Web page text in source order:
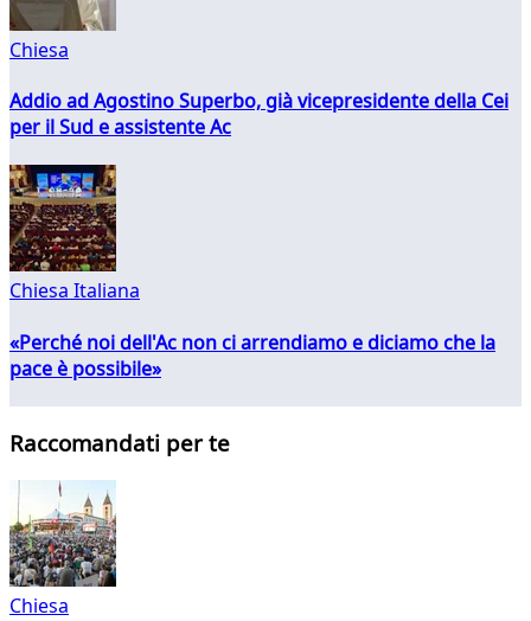
Chiesa
Addio ad Agostino Superbo, già vicepresidente della Cei
per il Sud e assistente Ac
Chiesa Italiana
«Perché noi dell'Ac non ci arrendiamo e diciamo che la
pace è possibile»
Raccomandati per te
Chiesa